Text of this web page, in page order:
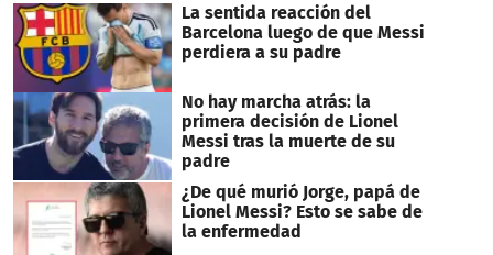
La sentida reacción del
Barcelona luego de que Messi
perdiera a su padre
No hay marcha atrás: la
primera decisión de Lionel
Messi tras la muerte de su
padre
¿De qué murió Jorge, papá de
Lionel Messi? Esto se sabe de
la enfermedad